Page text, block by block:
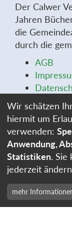
Der Calwer
Jahren
die
durch die
AGB
Cookie-
Wir schätzen
hiermit um
verwenden:
Anwendung,
Statistiken. Sie
jederzeit
mehr